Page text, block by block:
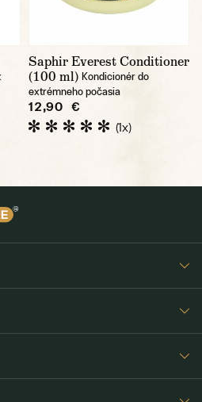
Saphir Everest Conditioner
(100 ml) Kondicionér do
extrémneho počasia
12,90 €
(1x)